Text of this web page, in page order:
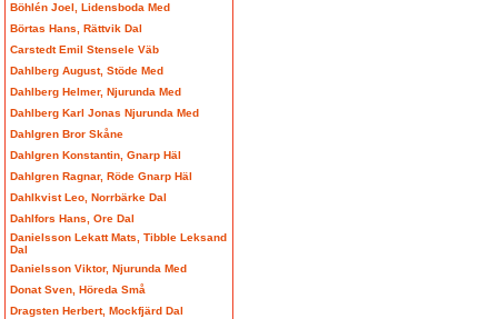
Böhlén Joel, Lidensboda Med
Börtas Hans, Rättvik Dal
Carstedt Emil Stensele Väb
Dahlberg August, Stöde Med
Dahlberg Helmer, Njurunda Med
Dahlberg Karl Jonas Njurunda Med
Dahlgren Bror Skåne
Dahlgren Konstantin, Gnarp Häl
Dahlgren Ragnar, Röde Gnarp Häl
Dahlkvist Leo, Norrbärke Dal
Dahlfors Hans, Ore Dal
Danielsson Lekatt Mats, Tibble Leksand
Dal
Danielsson Viktor, Njurunda Med
Donat Sven, Höreda Små
Dragsten Herbert, Mockfjärd Dal